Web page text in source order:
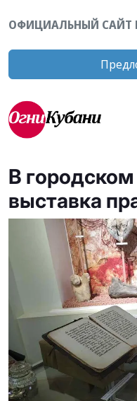
ОФИЦИАЛЬНЫЙ САЙТ
В
выставка